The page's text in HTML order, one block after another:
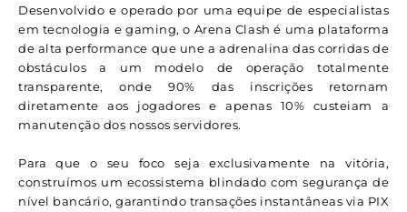
Desenvolvido e operado por uma equipe de especialistas
em tecnologia e gaming, o Arena Clash é uma plataforma
de alta performance que une a adrenalina das corridas de
obstáculos a um modelo de operação totalmente
transparente, onde 90% das inscrições retornam
diretamente aos jogadores e apenas 10% custeiam a
manutenção dos nossos servidores.
Para que o seu foco seja exclusivamente na vitória,
construímos um ecossistema blindado com segurança de
nível bancário, garantindo transações instantâneas via PIX